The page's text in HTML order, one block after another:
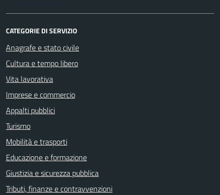
CATEGORIE DI SERVIZIO
Anagrafe e stato civile
Cultura e tempo libero
Vita lavorativa
Imprese e commercio
Appalti pubblici
Turismo
Mobilità e trasporti
Educazione e formazione
Giustizia e sicurezza pubblica
Tributi, finanze e contravvenzioni